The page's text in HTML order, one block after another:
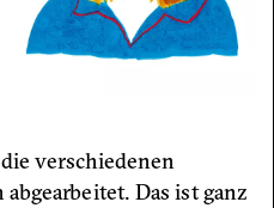
verschiedenen
Das ist ganz